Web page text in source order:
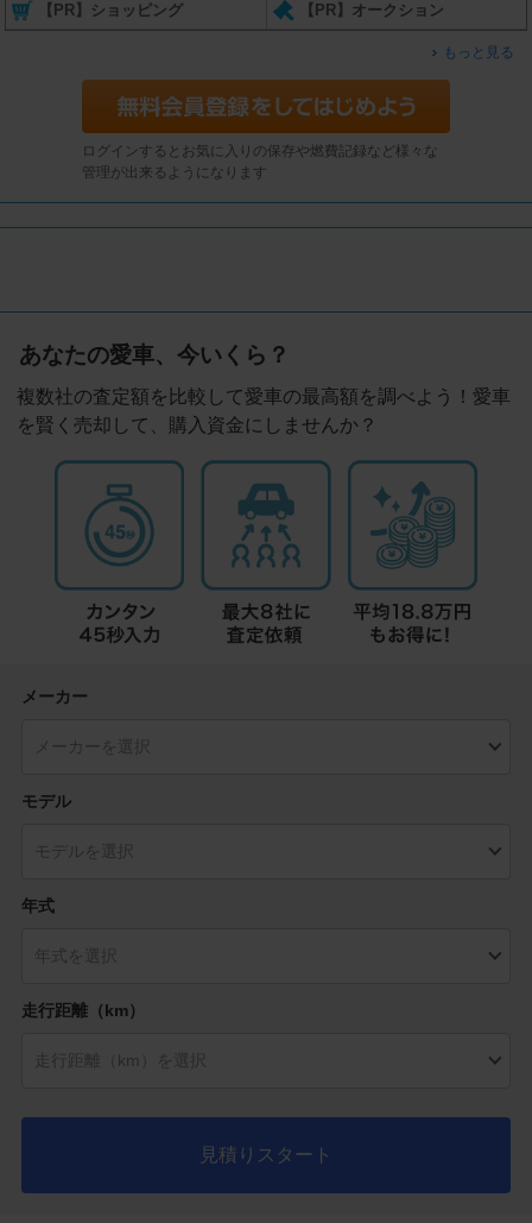
【PR】ショッピング 【PR】オークション
もっと見る
ログインするとお気に入りの保存や燃費記録など様々な
管理が出来るようになります
あなたの愛車、今いくら？
複数社の査定額を比較して愛車の最高額を調べよう！愛車
を賢く売却して、購入資金にしませんか？
メーカー
モデル
年式
走行距離（km）
見積りスタート